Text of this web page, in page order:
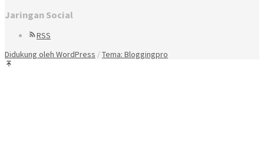
Jaringan Social
RSS
Didukung oleh WordPress /Tema: Bloggingpro